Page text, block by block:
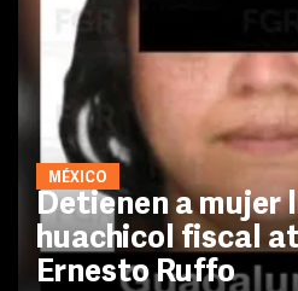
MÉXICO
Detienen a mujer
huachicol fiscal
Ernesto Ruffo